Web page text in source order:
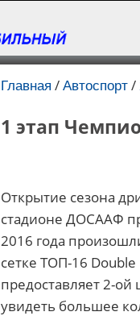
Главная / Автоспорт /
1 этап
Открытие сезона
стадионе ДОСААФ
2016 года
сетке ТОП-16
предоставляет 2-
увидеть большее